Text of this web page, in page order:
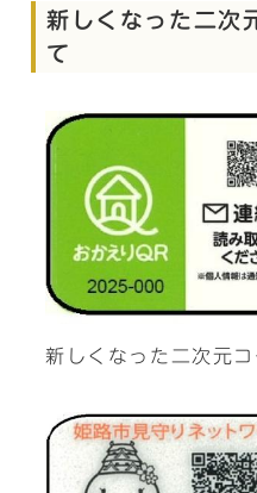
新しくなった二次
て
新しくなった二次元